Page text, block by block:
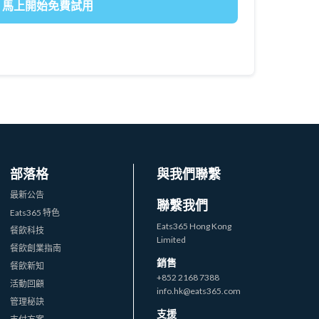
部落格
最新公告
Eats365 特色
餐飲科技
餐飲創業指南
餐飲新知
活動回顧
管理秘訣
與我們聯繫
聯繫我們
Eats365 Hong Kong
Limited
銷售
+852 2168 7388
info.hk@eats365.com
支援